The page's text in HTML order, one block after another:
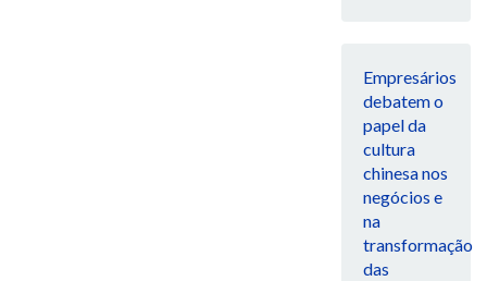
Empresários
debatem o
papel da
cultura
chinesa nos
negócios e
na
transformação
das